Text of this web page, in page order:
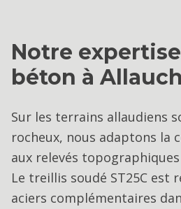
Notre
béton à Allauch
Sur les terrains allaudiens
rocheux, nous adaptons la
aux relevés
Le treillis soudé ST25C est
aciers complémentaires